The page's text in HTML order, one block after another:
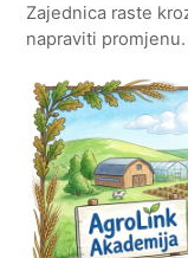
Zajednica raste
napraviti